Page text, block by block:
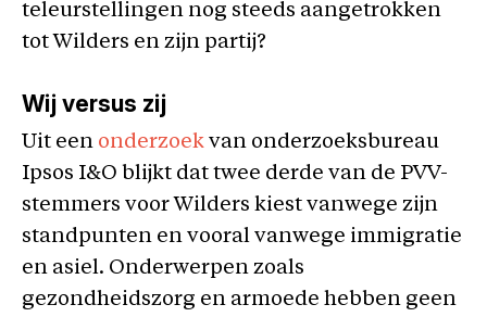
teleurstellingen nog steeds aangetrokken
tot Wilders en zijn partij?
Wij versus zij
Uit een onderzoek van onderzoeksbureau
Ipsos I&O blijkt dat twee derde van de PVV-
stemmers voor Wilders kiest vanwege zijn
standpunten en vooral vanwege immigratie
en asiel. Onderwerpen zoals
gezondheidszorg en armoede hebben geen